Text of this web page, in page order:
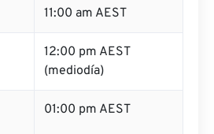
11:00 am AEST
12:00 pm AEST
(mediodía)
01:00 pm AEST